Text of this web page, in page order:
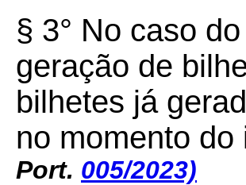
§ 3° No caso
geração de
bilhetes já
no momento
Port. 005/2023)